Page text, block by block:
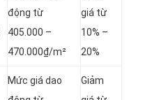
động từ
405.000 –
470.000₫/m²
giá từ
10% –
20%
Mức giá dao
Giảm